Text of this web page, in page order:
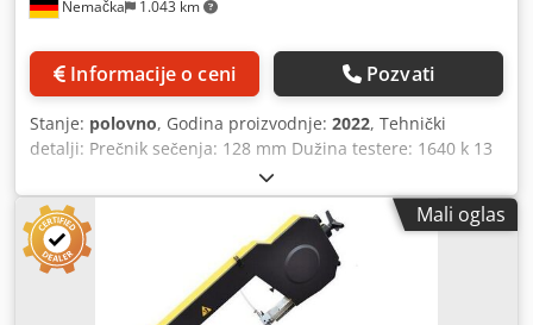
skalom i graničnikom za dužinu
Nemačka 1.043 km
Informacije o ceni Pozvati
Stanje: polovno, Godina proizvodnje: 2022, Tehnički
detalji: Prečnik sečenja: 128 mm Dužina testere: 1640 k 13
mm Širina trake testere: 0.64 mm Opseg sečenja na 90
stepeni: okrugli: 128 mm Djdeu Nig Rjpfx Ai Rekr Površina
sečenja na 90 stepeni: ravna: 100 k 150 mm Opseg sečenja
na 45 stepeni: okrugli: 90 mm Površina sečenja na 45
stepeni: kvadrat: 90 k 75 mm Brzina pojasa: 24 - 35 - 55 m /
min Električni priključak: 220 V / Hz. Ukupna snaga: 500
Mali oglas